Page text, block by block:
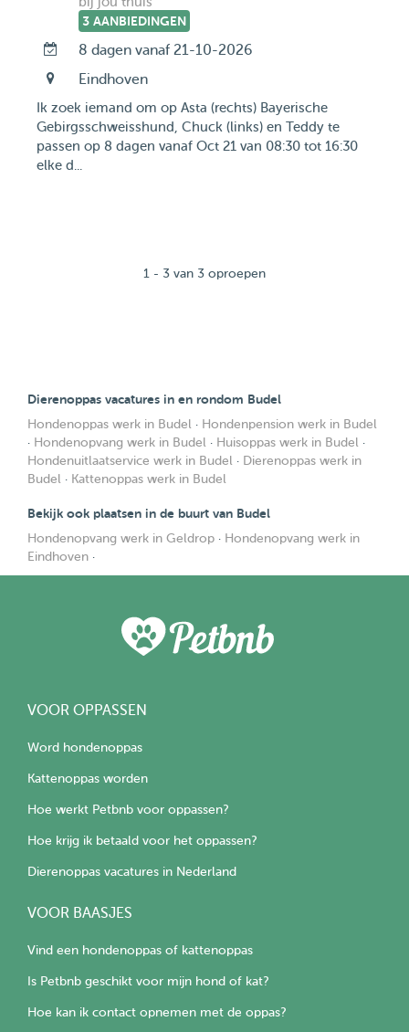
3 AANBIEDINGEN
8 dagen vanaf 21-10-2026
Eindhoven
Ik zoek iemand om op Asta (rechts) Bayerische
Gebirgsschweisshund, Chuck (links) en Teddy te
passen op 8 dagen vanaf Oct 21 van 08:30 tot 16:30
elke d...
1 - 3 van 3 oproepen
Dierenoppas vacatures in en rondom Budel
Hondenoppas werk in Budel · Hondenpension werk in Budel
· Hondenopvang werk in Budel · Huisoppas werk in Budel ·
Hondenuitlaatservice werk in Budel · Dierenoppas werk in
Budel · Kattenoppas werk in Budel
Bekijk ook plaatsen in de buurt van Budel
Hondenopvang werk in Geldrop · Hondenopvang werk in
Eindhoven ·
VOOR OPPASSEN
Word hondenoppas
Kattenoppas worden
Hoe werkt Petbnb voor oppassen?
Hoe krijg ik betaald voor het oppassen?
Dierenoppas vacatures in Nederland
VOOR BAASJES
Vind een hondenoppas of kattenoppas
Is Petbnb geschikt voor mijn hond of kat?
Hoe kan ik contact opnemen met de oppas?